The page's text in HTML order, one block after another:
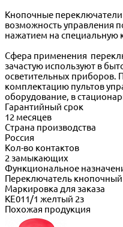
Кнопочные
возможность управления
нажатием на специальную
Сфера применения
зачастую используют в
осветительных приборов.
комплектацию пультов
оборудование, в
Гарантийный срок
12 месяцев
Страна производства
Россия
Кол-во контактов
2 замыкающих
Функциональное
Переключатель кнопочный
Маркировка для заказа
КЕ011/1 желтый 2з
Похожая продукция